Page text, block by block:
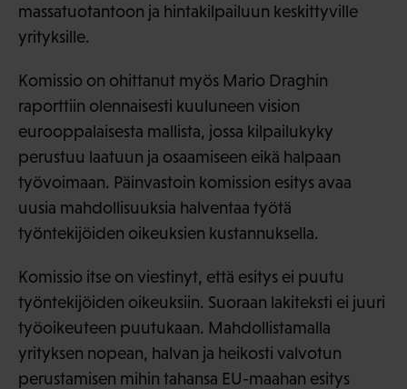
massatuotantoon ja hintakilpailuun keskittyville
yrityksille.
Komissio on ohittanut myös Mario Draghin
raporttiin olennaisesti kuuluneen vision
eurooppalaisesta mallista, jossa kilpailukyky
perustuu laatuun ja osaamiseen eikä halpaan
työvoimaan. Päinvastoin komission esitys avaa
uusia mahdollisuuksia halventaa työtä
työntekijöiden oikeuksien kustannuksella.
Komissio itse on viestinyt, että esitys ei puutu
työntekijöiden oikeuksiin. Suoraan lakiteksti ei juuri
työoikeuteen puutukaan. Mahdollistamalla
yrityksen nopean, halvan ja heikosti valvotun
perustamisen mihin tahansa EU-maahan esitys